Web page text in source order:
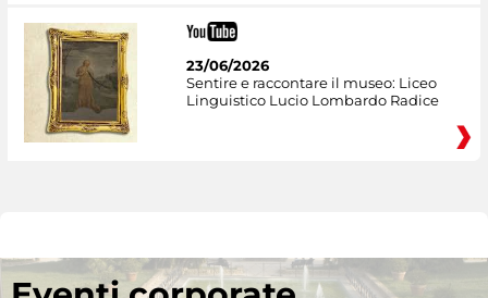
23/06/2026
Sentire e raccontare il museo: Liceo
Linguistico Lucio Lombardo Radice